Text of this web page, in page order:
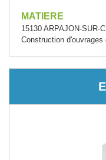
MATIERE
15130 ARPAJON-SUR-
Construction d'ouvrages